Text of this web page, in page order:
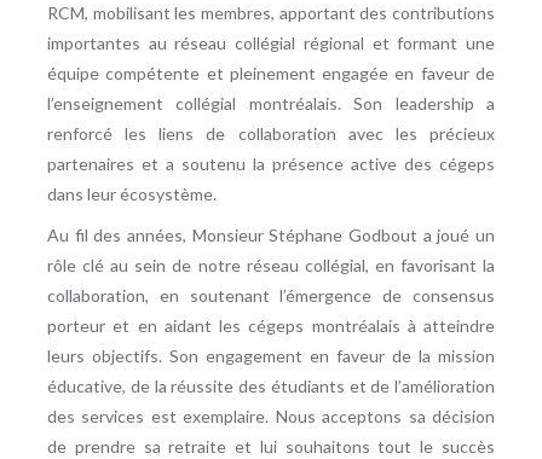
RCM, mobilisant les membres, apportant des contributions
importantes au réseau collégial régional et formant une
équipe compétente et pleinement engagée en faveur de
l’enseignement collégial montréalais. Son leadership a
renforcé les liens de collaboration avec les précieux
partenaires et a soutenu la présence active des cégeps
dans leur écosystème.
Au fil des années, Monsieur Stéphane Godbout a joué un
rôle clé au sein de notre réseau collégial, en favorisant la
collaboration, en soutenant l’émergence de consensus
porteur et en aidant les cégeps montréalais à atteindre
leurs objectifs. Son engagement en faveur de la mission
éducative, de la réussite des étudiants et de l’amélioration
des services est exemplaire. Nous acceptons sa décision
de prendre sa retraite et lui souhaitons tout le succès